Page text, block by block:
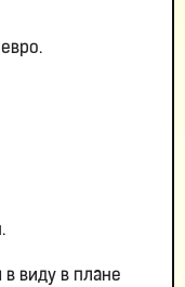
в виду в плане